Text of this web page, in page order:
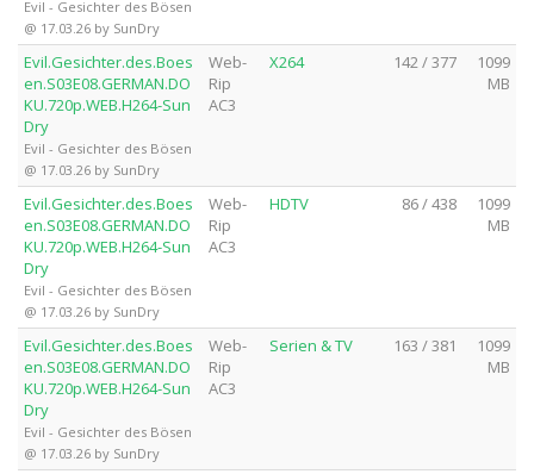
Evil - Gesichter des Bösen
@ 17.03.26 by SunDry
Evil.Gesichter.des.Boes
en.S03E08.GERMAN.DO
KU.720p.WEB.H264-Sun
Dry
Evil - Gesichter des Bösen
@ 17.03.26 by SunDry
Web-
Rip
AC3
X264 142 / 377
1099
MB
Evil.Gesichter.des.Boes
en.S03E08.GERMAN.DO
KU.720p.WEB.H264-Sun
Dry
Evil - Gesichter des Bösen
@ 17.03.26 by SunDry
Web-
Rip
AC3
HDTV 86 / 438
1099
MB
Evil.Gesichter.des.Boes
en.S03E08.GERMAN.DO
KU.720p.WEB.H264-Sun
Dry
Evil - Gesichter des Bösen
@ 17.03.26 by SunDry
Web-
Rip
AC3
Serien & TV 163 / 381
1099
MB